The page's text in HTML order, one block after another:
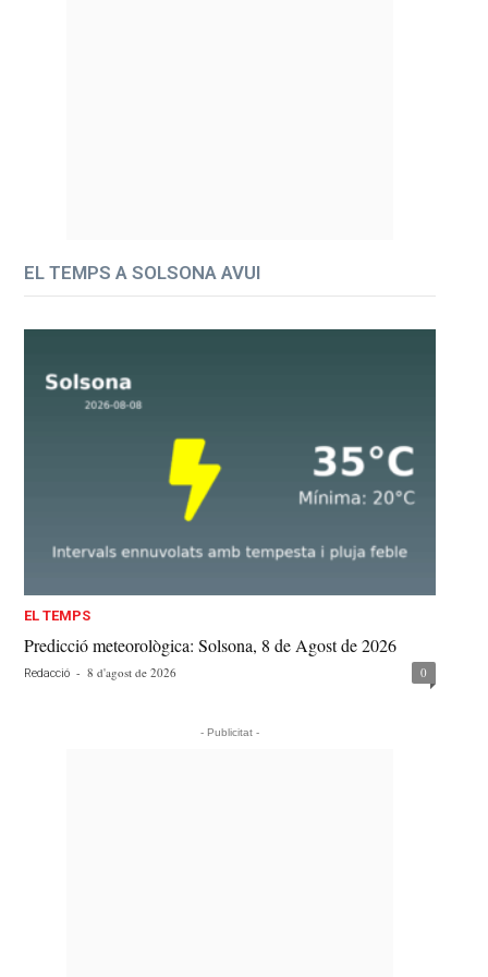
EL TEMPS A SOLSONA AVUI
EL TEMPS
Predicció meteorològica: Solsona, 8 de Agost de 2026
Redacció - 8 d'agost de 2026 0
- Publicitat -